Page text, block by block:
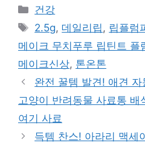
카
테
리
건강
태
그
2.5g,데일리립 , 립플럼
메이크 무치푸루 립틴트 플
메이크신상, 톤온톤
완전 꿀템 발견! 애견
고양이 반려동물 사료통 배
여기 사료
득템 찬스! 아라리 맥세